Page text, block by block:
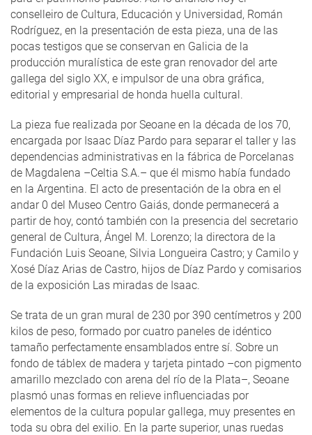
conselleiro de Cultura, Educación y Universidad, Román
Rodríguez, en la presentación de esta pieza, una de las
pocas testigos que se conservan en Galicia de la
producción muralística de este gran renovador del arte
gallega del siglo XX, e impulsor de una obra gráfica,
editorial y empresarial de honda huella cultural.
La pieza fue realizada por Seoane en la década de los 70,
encargada por Isaac Díaz Pardo para separar el taller y las
dependencias administrativas en la fábrica de Porcelanas
de Magdalena –Celtia S.A.– que él mismo había fundado
en la Argentina. El acto de presentación de la obra en el
andar 0 del Museo Centro Gaiás, donde permanecerá a
partir de hoy, contó también con la presencia del secretario
general de Cultura, Ángel M. Lorenzo; la directora de la
Fundación Luis Seoane, Silvia Longueira Castro; y Camilo y
Xosé Díaz Arias de Castro, hijos de Díaz Pardo y comisarios
de la exposición Las miradas de Isaac.
Se trata de un gran mural de 230 por 390 centímetros y 200
kilos de peso, formado por cuatro paneles de idéntico
tamaño perfectamente ensamblados entre sí. Sobre un
fondo de táblex de madera y tarjeta pintado –con pigmento
amarillo mezclado con arena del río de la Plata–, Seoane
plasmó unas formas en relieve influenciadas por
elementos de la cultura popular gallega, muy presentes en
toda su obra del exilio. En la parte superior, unas ruedas